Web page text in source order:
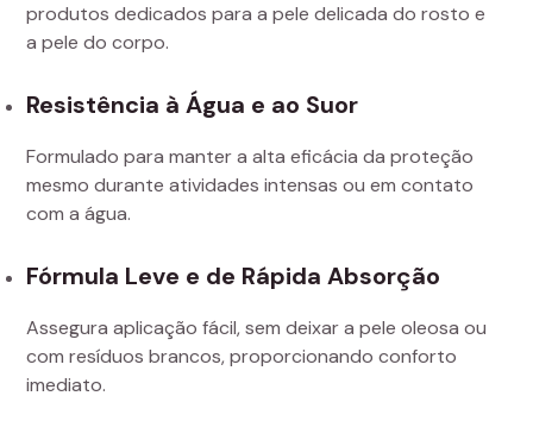
produtos dedicados para a pele delicada do rosto e
a pele do corpo.
Resistência à Água e ao Suor
Formulado para manter a alta eficácia da proteção
mesmo durante atividades intensas ou em contato
com a água.
Fórmula Leve e de Rápida Absorção
Assegura aplicação fácil, sem deixar a pele oleosa ou
com resíduos brancos, proporcionando conforto
imediato.